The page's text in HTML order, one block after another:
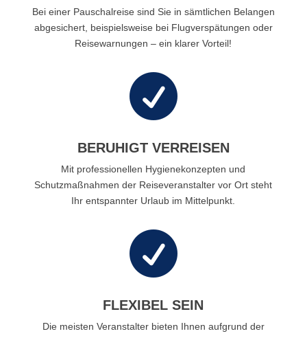
Bei einer Pauschalreise sind Sie in sämtlichen Belangen
abgesichert, beispielsweise bei Flugverspätungen oder
Reisewarnungen – ein klarer Vorteil!

BERUHIGT VERREISEN
Mit professionellen Hygienekonzepten und
Schutzmaßnahmen der Reiseveranstalter vor Ort steht
Ihr entspannter Urlaub im Mittelpunkt.

FLEXIBEL SEIN
Die meisten Veranstalter bieten Ihnen aufgrund der